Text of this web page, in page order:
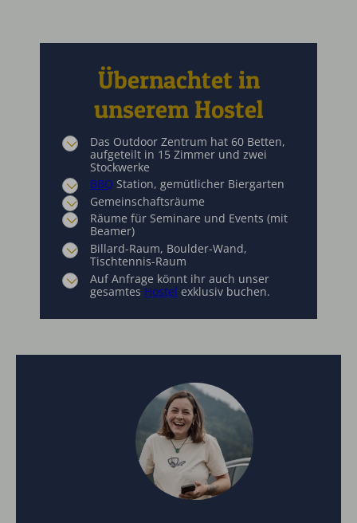
Übernachtet in
unserem Hostel
Das Outdoor Zentrum hat 60 Betten,
aufgeteilt in 15 Zimmer und zwei
Stockwerke
BBQ Station, gemütlicher Biergarten
Gemeinschaftsräume
Räume für Seminare und Events (mit
Beamer)
Billard-Raum, Boulder-Wand,
Tischtennis-Raum
Auf Anfrage könnt ihr auch unser
gesamtes Hostel exklusiv buchen.